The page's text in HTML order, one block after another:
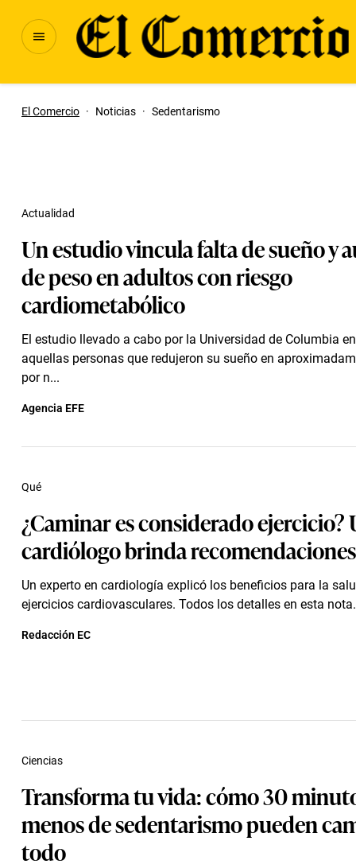
El Comercio · Noticias · Sedentarismo
Un estudio vincula falta de sueño y
de peso en adultos con riesgo
cardiometabólico
El estudio llevado a cabo por la Universidad de Columbia
aquellas personas que redujeron su sueño en
por n...
Actualidad
Agencia EFE
¿Caminar es considerado ejercicio?
cardiólogo brinda recomendaciones
Un experto en cardiología explicó los beneficios para la
ejercicios cardiovasculares. Todos los detalles en esta nota.
Qué
Redacción EC
Transforma tu vida: cómo 30
menos de sedentarismo pueden
todo
Ciencias